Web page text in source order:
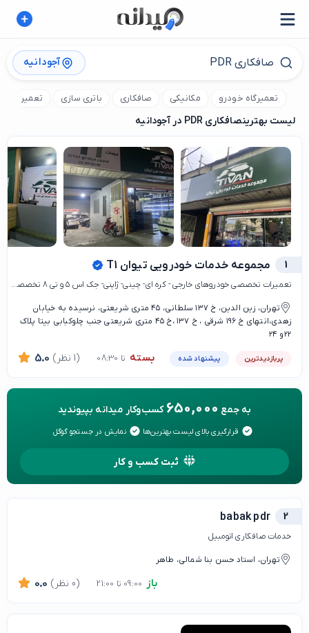
آجودانیه
تعمیرگاه خودرو مکانیکی صافکاری باتری سازی تعمیر برق
لیست بهترینصافکاری PDR در آجودانیه
1 مجموعه خدمات خودرویی تیوان T1
تعمیرات تخصصی خودروهای خارجی - کره ای- چینی- ژاپنی- جک اس ۵ و تی ۸ تخصصی و کلوت
تهران، زین الدین، خ ۱۳۷ سلطانی، ۴۵ متری شریعتی، نرسیده به خیابان
زهدی،انتهای خ ۱۹۶ شرقی ، خ ۱۳۷ ،خ ۴۵ متری شریعتی جنب چلوکبابی بیتا پلاک
۲۲و ۲۴
پربازدیدترین پیشنهاد شده بسته تا 08:30 5.0 (1 نظر)
به جمع 650,000 کسب‌وکار میدانه بپیوندید
قرارگیری بالای لیست بهترین‌ها نمایش در جستجو گوگل
ثبت کسب و کار
2
babak pdr
خدمات صافکاری اتومبیل
تهران، استاد حسن بنا شمالی، طاهر
باز 0.0 (0 نظر)